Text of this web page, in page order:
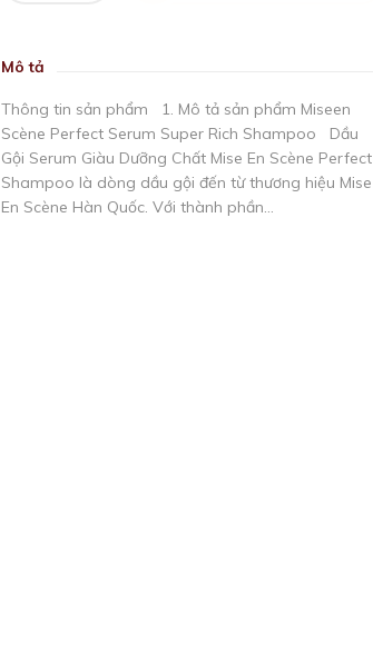
Mô tả
Thông tin sản phẩm 1. Mô tả sản phẩm Miseen
Scène Perfect Serum Super Rich Shampoo Dầu
Gội Serum Giàu Dưỡng Chất Mise En Scène Perfect
Shampoo là dòng dầu gội đến từ thương hiệu Mise
En Scène Hàn Quốc. Với thành phần...